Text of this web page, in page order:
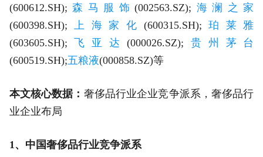
(600612.SH); 森马服饰(002563.SZ); 海澜之家
(600398.SH); 上海家化 (600315.SH); 珀莱雅
(603605.SH); 飞亚达 (000026.SZ); 贵州茅台
(600519.SH);五粮液(000858.SZ)等
本文核心数据： 奢侈品行业企业竞争派系，奢侈品行
业企业布局
1、中国奢侈品行业竞争派系